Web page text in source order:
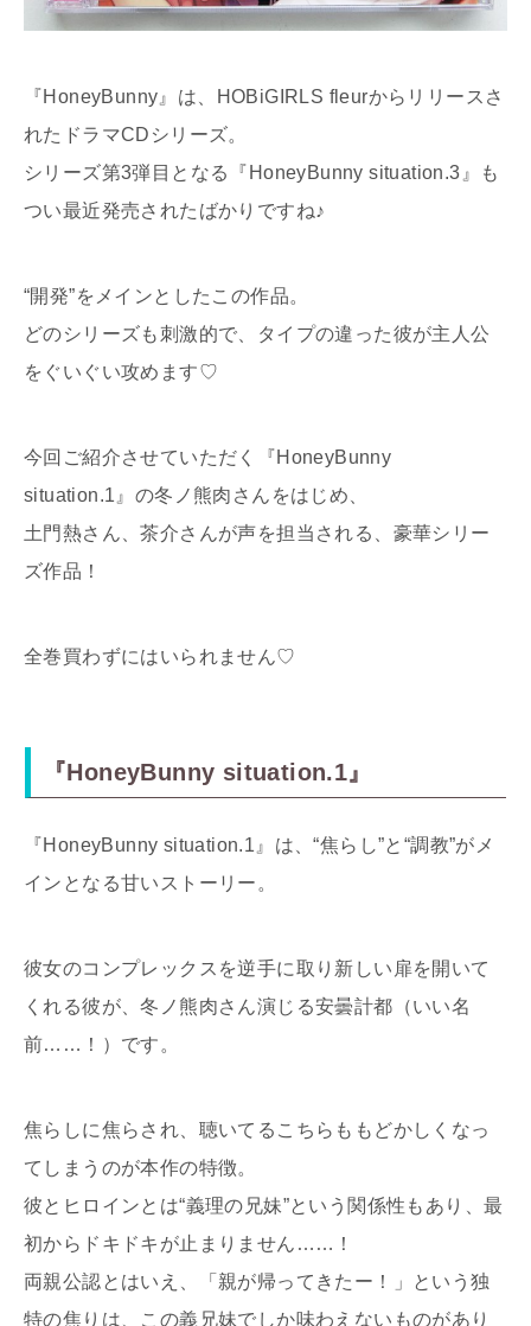
『HoneyBunny』は、HOBiGIRLS fleurからリリースさ
れたドラマCDシリーズ。
シリーズ第3弾目となる『HoneyBunny situation.3』も
つい最近発売されたばかりですね♪
“開発”をメインとしたこの作品。
どのシリーズも刺激的で、タイプの違った彼が主人公
をぐいぐい攻めます♡
今回ご紹介させていただく『HoneyBunny
situation.1』の冬ノ熊肉さんをはじめ、
土門熱さん、茶介さんが声を担当される、豪華シリー
ズ作品！
全巻買わずにはいられません♡
『HoneyBunny situation.1』
『HoneyBunny situation.1』は、“焦らし”と“調教”がメ
インとなる甘いストーリー。
彼女のコンプレックスを逆手に取り新しい扉を開いて
くれる彼が、冬ノ熊肉さん演じる安曇計都（いい名
前……！）です。
焦らしに焦らされ、聴いてるこちらももどかしくなっ
てしまうのが本作の特徴。
彼とヒロインとは“義理の兄妹”という関係性もあり、最
初からドキドキが止まりません……！
両親公認とはいえ、「親が帰ってきたー！」という独
特の焦りは、この義兄妹でしか味わえないものがあり